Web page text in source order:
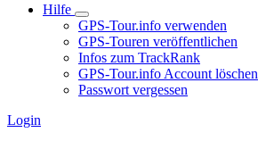
Hilfe
GPS-Tour.info verwenden
GPS-Touren veröffentlichen
Infos zum TrackRank
GPS-Tour.info Account löschen
Passwort vergessen
Login